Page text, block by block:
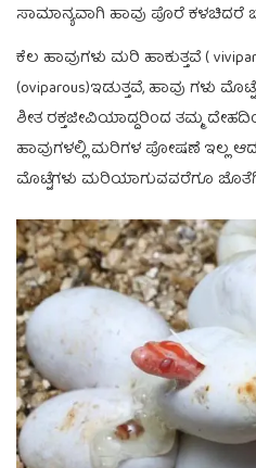
ಸಾಮಾನ್ಯವಾಗಿ ಹಾವು ಪೊರೆ
ಕೆಲ ಹಾವುಗಳು ಮರಿ ಹಾಕುತ್ತವೆ (
(oviparous)ಇಡುತ್ತವೆ, ಹಾವು ಗಳು
ಶೀತ ರಕ್ತಜೀವಿಯಾದ್ದರಿಂದ ತಮ್ಮ
ಹಾವುಗಳಲ್ಲಿ ಮರಿಗಳ ಪೋಷಣೆ ಇಲ್ಲ
ಮೊಟ್ಟೆಗಳು ಮರಿಯಾಗುವವರೆಗೂ